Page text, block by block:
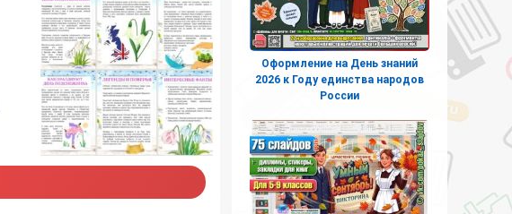
Оформление на День знаний
2026 к Году единства народов
России